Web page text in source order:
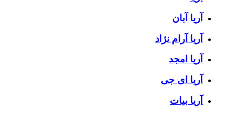
آریا آبان
آریا آرام نژاد
آریا امجد
آریا ای جی
آریا بیات